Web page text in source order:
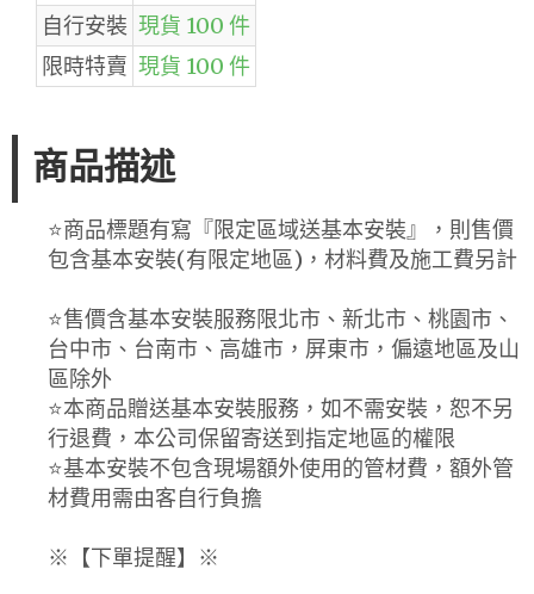
自行安裝 現貨 100 件
限時特賣 現貨 100 件
商品描述
⭐️商品標題有寫『限定區域送基本安裝』，則售價
包含基本安裝(有限定地區)，材料費及施工費另計
⭐️售價含基本安裝服務限北市、新北市、桃園市、
台中市、台南市、高雄市，屏東市，偏遠地區及山
區除外
⭐️本商品贈送基本安裝服務，如不需安裝，恕不另
行退費，本公司保留寄送到指定地區的權限
⭐️基本安裝不包含現場額外使用的管材費，額外管
材費用需由客自行負擔
※【下單提醒】※